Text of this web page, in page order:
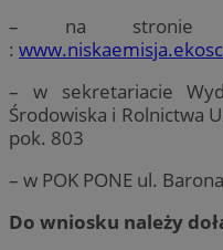
– na stronie
:
– w sekretariacie
Środowiska i Rolnictwa
pok. 803
– w POK PONE ul.
Do wniosku należy